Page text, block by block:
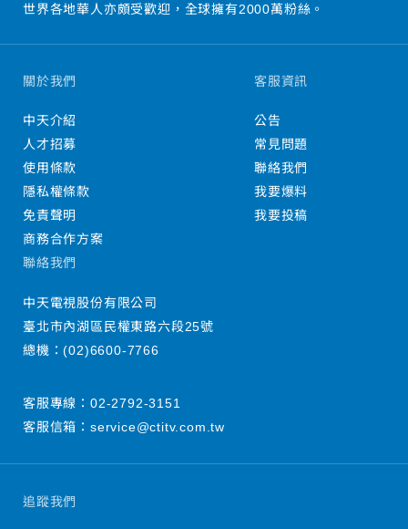
世界各地華人亦頗受歡迎，全球擁有2000萬粉絲。
追蹤我們
關於我們
中天介紹
人才招募
使用條款
隱私權條款
免責聲明
商務合作方案
客服資訊
公告
常見問題
聯絡我們
我要爆料
我要投稿
聯絡我們
中天電視股份有限公司
臺北市內湖區民權東路六段25號
總機：(02)6600-7766
客服專線： 02-2792-3151
客服信箱： service@ctitv.com.tw